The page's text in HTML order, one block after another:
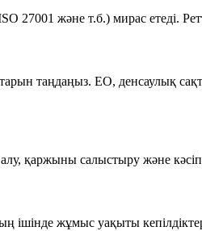
және т.б.) мирас етеді.
таңдаңыз. ЕО, денсаулық
қаржыны салыстыру және
ішінде жұмыс уақыты